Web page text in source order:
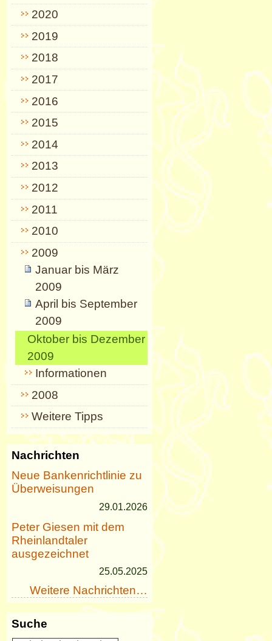
2020
2019
2018
2017
2016
2015
2014
2013
2012
2011
2010
2009
Januar bis März
2009
April bis September
2009
Oktober bis Dezember
2009
Informationen
2008
Weitere Tipps
Nachrichten
Neue Bankenrichtlinie zu
Überweisungen
29.01.2026
Peter Giesen mit dem
Rheinlandtaler
ausgezeichnet
25.05.2025
Weitere Nachrichten…
Suche